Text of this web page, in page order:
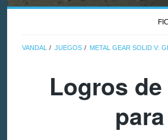
VANDAL JUEGOS METAL GEAR SOLID V:
Logros